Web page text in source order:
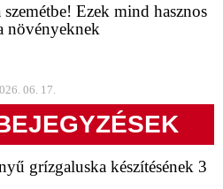
Ezek mind hasznos
növényeknek
06. 17.
grízgaluska készítésének 3